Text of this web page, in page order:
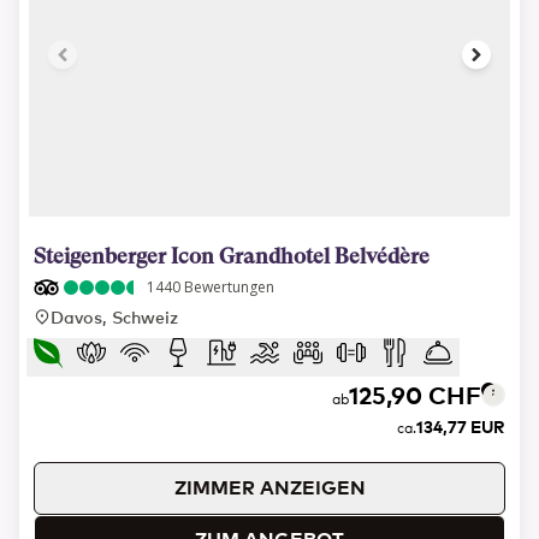
Steigenberger Icon Grandhotel Belvédère
1440 Bewertungen
Davos, Schweiz
ab125,90 CHF
ca.134,77 EUR
ZIMMER ANZEIGEN